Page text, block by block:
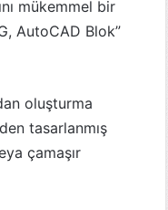
mükemmel bir
AutoCAD Blok”
oluşturma
tasarlanmış
çamaşır